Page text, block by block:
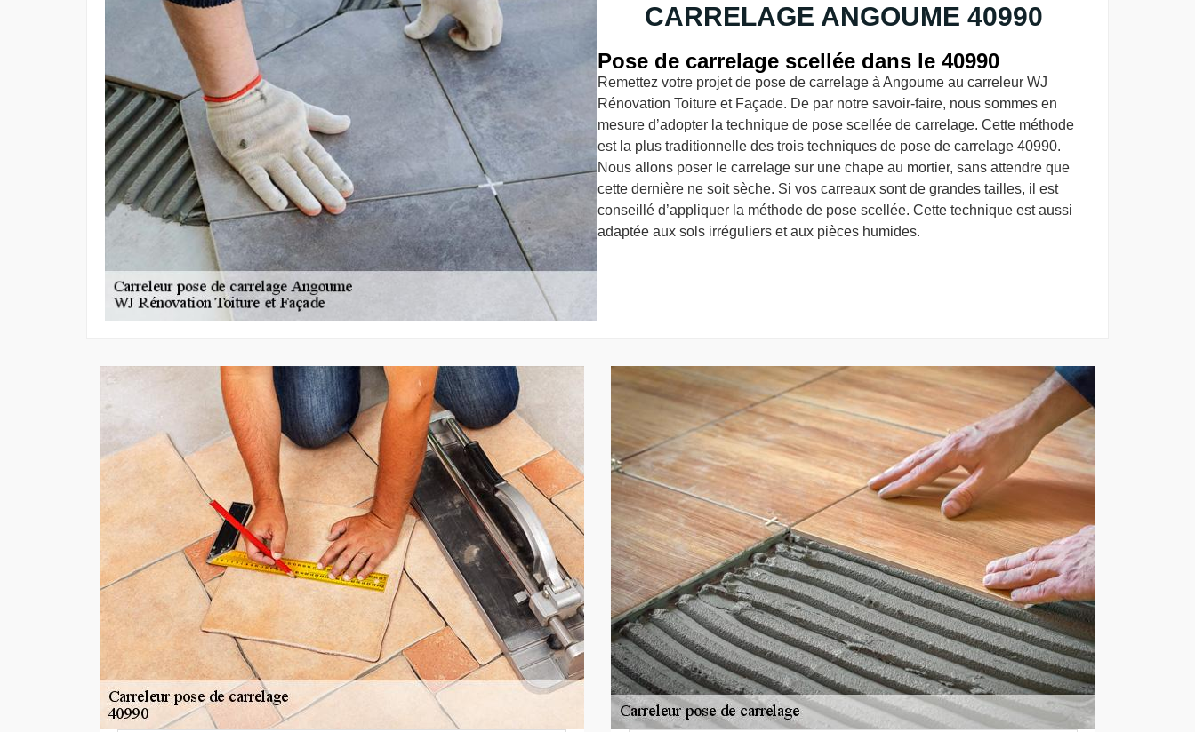
CARRELAGE ANGOUME 40990
Pose de carrelage scellée dans le 40990
Remettez votre projet de pose de carrelage à Angoume au carreleur WJ
Rénovation Toiture et Façade. De par notre savoir-faire, nous sommes en
mesure d’adopter la technique de pose scellée de carrelage. Cette méthode
est la plus traditionnelle des trois techniques de pose de carrelage 40990.
Nous allons poser le carrelage sur une chape au mortier, sans attendre que
cette dernière ne soit sèche. Si vos carreaux sont de grandes tailles, il est
conseillé d’appliquer la méthode de pose scellée. Cette technique est aussi
adaptée aux sols irréguliers et aux pièces humides.